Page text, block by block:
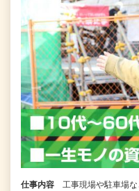
仕事内容
工事現場や駐車場